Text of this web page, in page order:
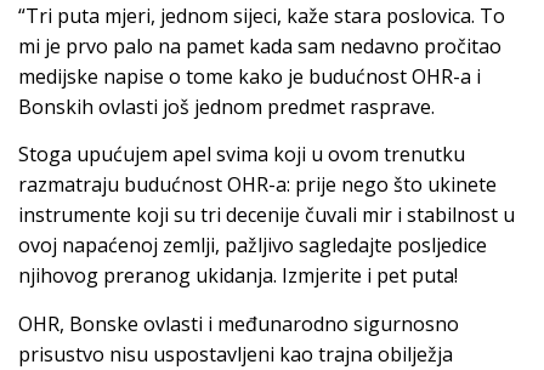
“Tri puta mjeri, jednom sijeci, kaže stara poslovica. To
mi je prvo palo na pamet kada sam nedavno pročitao
medijske napise o tome kako je budućnost OHR-a i
Bonskih ovlasti još jednom predmet rasprave.
Stoga upućujem apel svima koji u ovom trenutku
razmatraju budućnost OHR-a: prije nego što ukinete
instrumente koji su tri decenije čuvali mir i stabilnost u
ovoj napaćenoj zemlji, pažljivo sagledajte posljedice
njihovog preranog ukidanja. Izmjerite i pet puta!
OHR, Bonske ovlasti i međunarodno sigurnosno
prisustvo nisu uspostavljeni kao trajna obilježja